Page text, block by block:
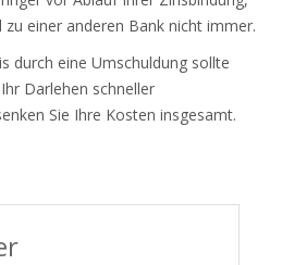
einer anderen Bank nicht immer.
durch eine Umschuldung sollte
Darlehen schneller
Sie Ihre Kosten insgesamt.